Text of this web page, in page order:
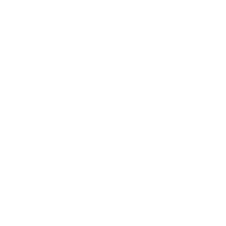
了承ください。
き作成されるも
をご了承くださ
です。
ありません。
です。
ず変更すること
1000ppm以下、
) : 1000ppm、
、
可)を取得する
これらの製造装
通知します。
ムロン制御